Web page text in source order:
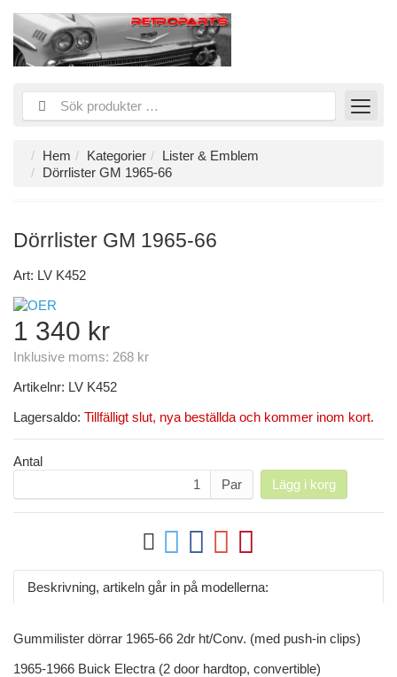
Hem Kategorier
Lister & Emblem
Dörrlister GM 1965-66
Dörrlister GM 1965-66
Art: LV K452
1 340 kr
Inklusive moms: 268 kr
Artikelnr: LV K452
Lagersaldo: Tillfälligt slut, nya beställda och kommer inom kort.
Antal
Par
Lägg i korg
Beskrivning, artikeln går in på modellerna:
Gummilister dörrar 1965-66 2dr ht/Conv. (med push-in clips)
1965-1966 Buick Electra (2 door hardtop, convertible)